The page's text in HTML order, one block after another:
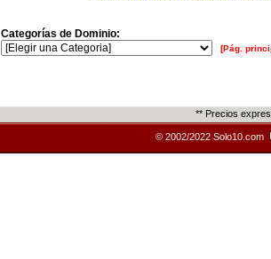
Categorías de Dominio:
[Pág.
** Precios
© 2002/2022 Solo10.com